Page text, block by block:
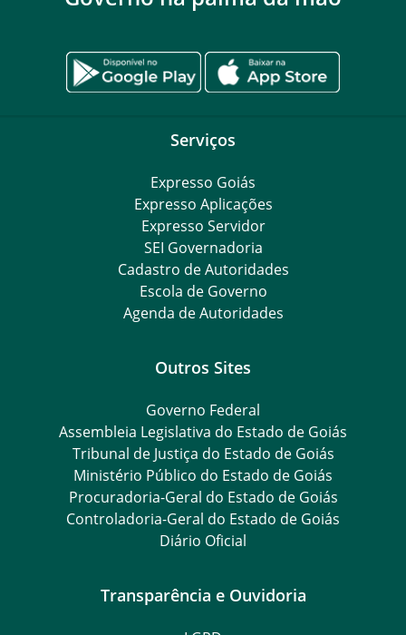
Serviços
Expresso Goiás
Expresso Aplicações
Expresso Servidor
SEI Governadoria
Cadastro de Autoridades
Escola de Governo
Agenda de Autoridades
Outros Sites
Governo Federal
Assembleia Legislativa do Estado de Goiás
Tribunal de Justiça do Estado de Goiás
Ministério Público do Estado de Goiás
Procuradoria-Geral do Estado de Goiás
Controladoria-Geral do Estado de Goiás
Diário Oficial
Transparência e Ouvidoria